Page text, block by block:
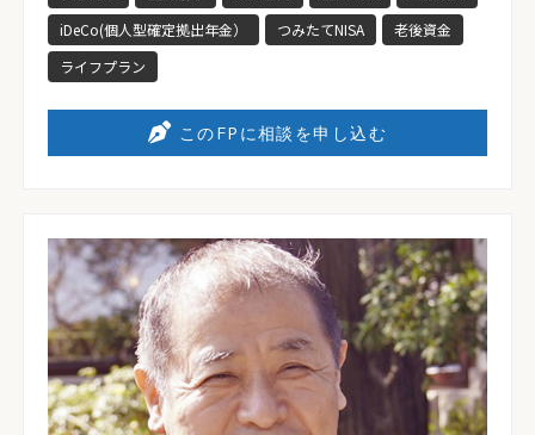
iDeCo(個人型確定拠出年金）
つみたてNISA
老後資金
ライフプラン
このFPに相談を申し込む